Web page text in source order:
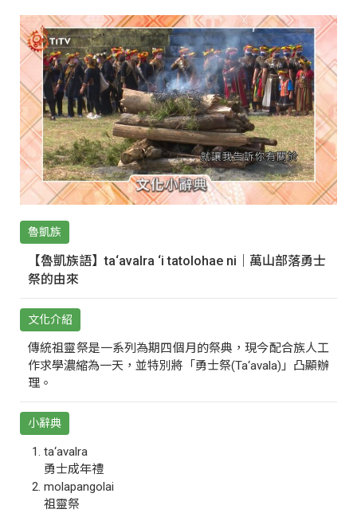
魯凱族
【魯凱族語】ta‘avalra ‘i tatolohae ni｜萬山部落勇士
祭的由來
文化介紹
傳統祖靈祭是一系列為期四個月的祭典，現今配合族人工
作求學濃縮為一天，並特別將「勇士祭(Ta‘avala)」凸顯辦
理。
小辭典
ta‘avalra
勇士成年禮
molapangolai
祖靈祭